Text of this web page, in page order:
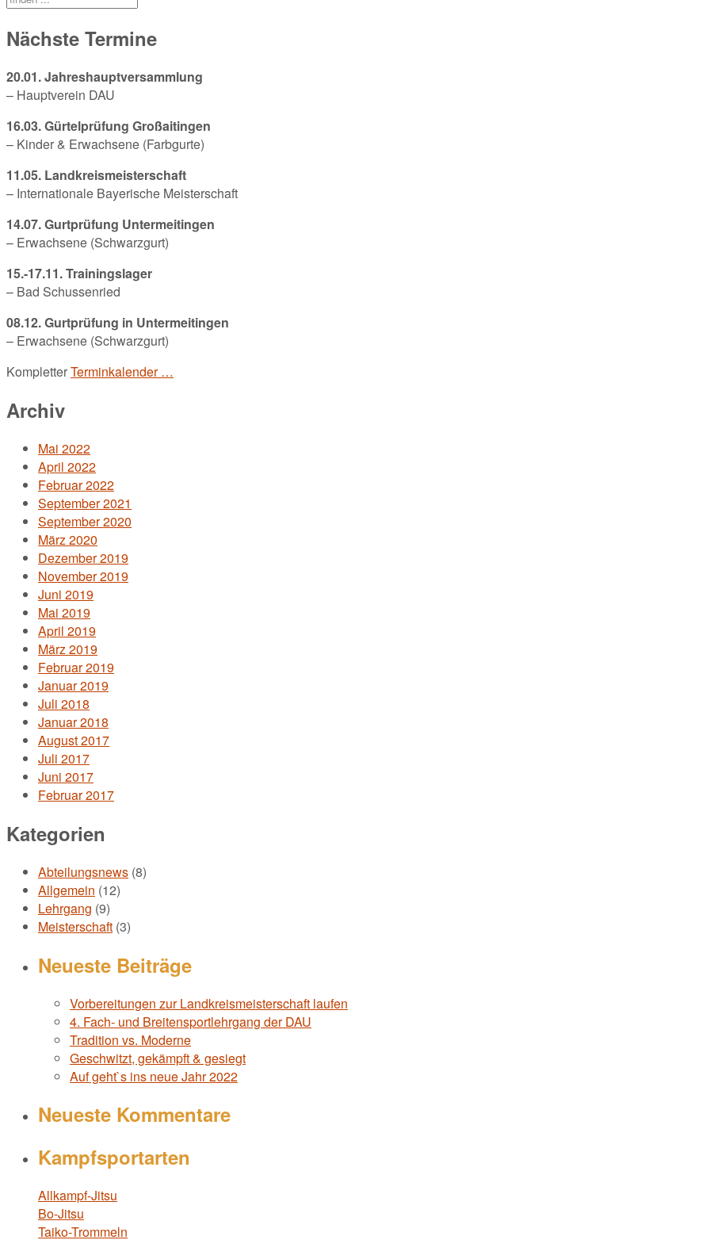
Nächste Termine
20.01. Jahreshauptversammlung
– Hauptverein DAU
16.03. Gürtelprüfung Großaitingen
– Kinder & Erwachsene (Farbgurte)
11.05. Landkreismeisterschaft
– Internationale Bayerische Meisterschaft
14.07. Gurtprüfung Untermeitingen
– Erwachsene (Schwarzgurt)
15.-17.11. Trainingslager
– Bad Schussenried
08.12. Gurtprüfung in Untermeitingen
– Erwachsene (Schwarzgurt)
KompletterTerminkalender …
Archiv
Mai 2022
April 2022
Februar 2022
September 2021
September 2020
März 2020
Dezember 2019
November 2019
Juni 2019
Mai 2019
April 2019
März 2019
Februar 2019
Januar 2019
Juli 2018
Januar 2018
August 2017
Juli 2017
Juni 2017
Februar 2017
Kategorien
Abteilungsnews (8)
Allgemein (12)
Lehrgang (9)
Meisterschaft (3)
Neueste Beiträge
Vorbereitungen zur Landkreismeisterschaft laufen
4. Fach- und Breitensportlehrgang der DAU
Tradition vs. Moderne
Geschwitzt, gekämpft & gesiegt
Auf geht`s ins neue Jahr 2022
Neueste Kommentare
Kampfsportarten
Allkampf-Jitsu
Bo-Jitsu
Taiko-Trommeln